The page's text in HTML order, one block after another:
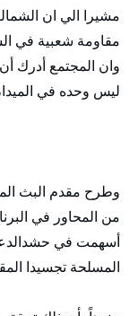
مشيرا الي ان
وان المجتمع أدرك
ليس وحده في
وطرح مقدم البث
من المحاور في
أسهمت في حشدالدعم
المسلحة تجسيدا